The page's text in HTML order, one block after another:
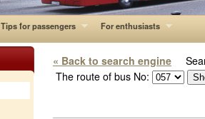
Tips for passengers For enthusiasts
« Back to search engine
The route of bus No: